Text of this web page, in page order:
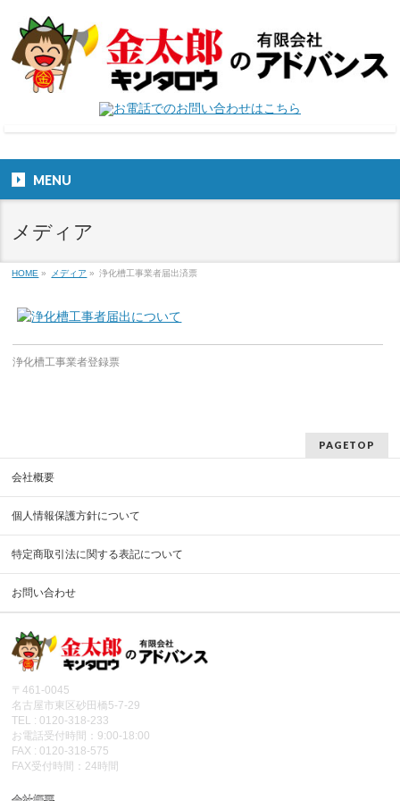
MENU
メディア
HOME » メディア » 浄化槽工事業者届出済票
浄化槽工事業者登録票
PAGETOP
会社概要
個人情報保護方針について
特定商取引法に関する表記について
お問い合わせ
〒461-0045
名古屋市東区砂田橋5-7-29
TEL : 0120-318-233
お電話受付時間：9:00-18:00
FAX : 0120-318-575
FAX受付時間：24時間